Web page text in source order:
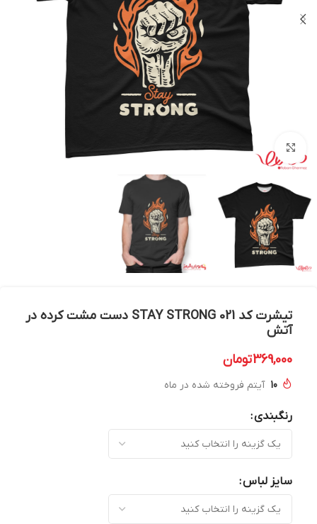
بزرگنمایی تصویر
تیشرت کد 021 STAY STRONG دست مشت کرده در
آتش
369,000تومان
10 آیتم فروخته شده در ماه
رنگبندی
سایز لباس